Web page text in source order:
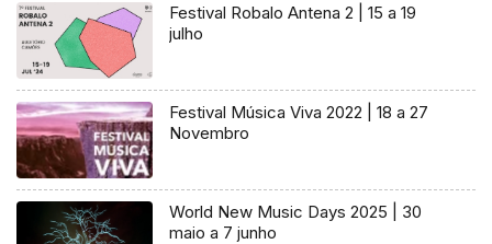
Festival Robalo Antena 2 | 15 a 19
julho
Festival Música Viva 2022 | 18 a 27
Novembro
World New Music Days 2025 | 30
maio a 7 junho